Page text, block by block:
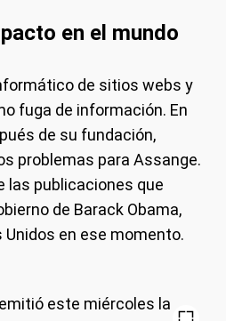
en el mundo
de sitios webs y
fuga de información. En
de su fundación,
problemas para Assange.
las publicaciones que
de Barack Obama,
en ese momento.